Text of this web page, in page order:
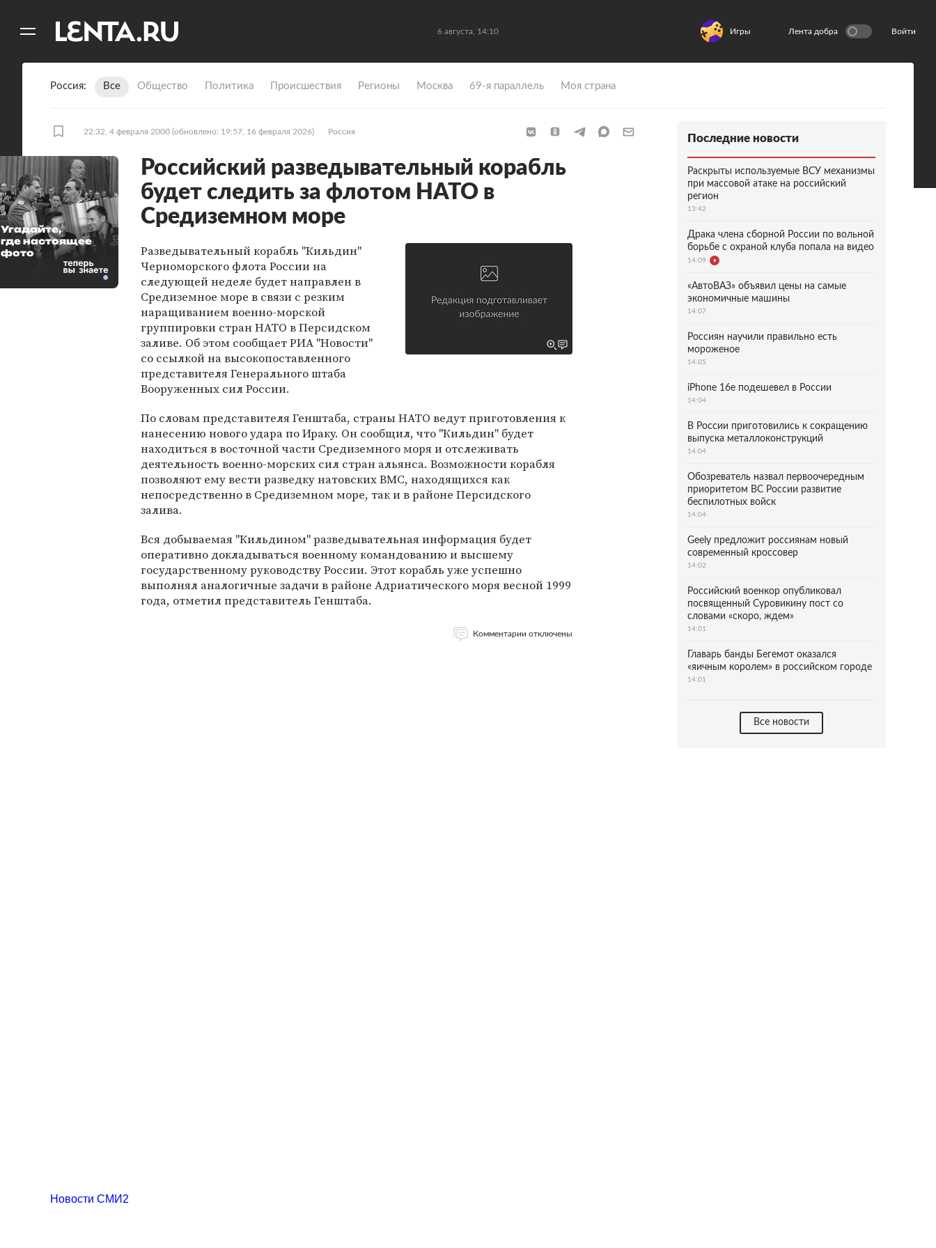
6 августа, 14:10 Игры Лента добра Войти
Россия Все Общество Политика Происшествия Регионы Москва 69-я параллель Моя страна
22:32, 4 февраля 2000 (обновлено: 19:57, 16 февраля 2026) Россия
Российский разведывательный корабль
будет следить за флотом НАТО в
Средиземном море
Разведывательный корабль "Кильдин"
Черноморского флота России на
следующей неделе будет направлен в
Средиземное море в связи с резким
наращиванием военно-морской
группировки стран НАТО в Персидском
заливе. Об этом сообщает РИА "Новости"
со ссылкой на высокопоставленного
представителя Генерального штаба
Вооруженных сил России.
По словам представителя Генштаба, страны НАТО ведут приготовления к
нанесению нового удара по Ираку. Он сообщил, что "Кильдин" будет
находиться в восточной части Средиземного моря и отслеживать
деятельность военно-морских сил стран альянса. Возможности корабля
позволяют ему вести разведку натовских ВМС, находящихся как
непосредственно в Средиземном море, так и в районе Персидского
залива.
Вся добываемая "Кильдином" разведывательная информация будет
оперативно докладываться военному командованию и высшему
государственному руководству России. Этот корабль уже успешно
выполнял аналогичные задачи в районе Адриатического моря весной 1999
года, отметил представитель Генштаба.
Комментарии отключены
Угадайте,
где настоящее
фото
Последние новости
Раскрыты используемые ВСУ механизмы
при массовой атаке на российский
регион
13:42
Драка члена сборной России по вольной
борьбе с охраной клуба попала на видео
14:09
«АвтоВАЗ» объявил цены на самые
экономичные машины
14:07
Россиян научили правильно есть
мороженое
14:05
iPhone 16e подешевел в России
14:04
В России приготовились к сокращению
выпуска металлоконструкций
14:04
Обозреватель назвал первоочередным
приоритетом ВС России развитие
беспилотных войск
14:04
Geely предложит россиянам новый
современный кроссовер
14:02
Российский военкор опубликовал
посвященный Суровикину пост со
словами «скоро, ждем»
14:01
Главарь банды Бегемот оказался
«яичным королем» в российском городе
14:01
Все новости
Новости СМИ2